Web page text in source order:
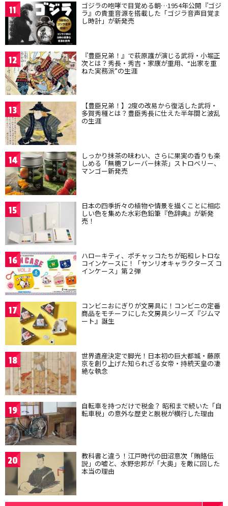
11 ゴジラの咆哮で目覚める朝…1954年公開『ゴジ
ラ』の貴重音源を搭載した「ゴジラ音声目覚ま
し時計」が新発売
12 『豊臣兄弟！』で萩原護が演じる武将・小堀正
次とは？秀長・秀吉・家康が重用、“出家を重
ねた実務派”の生涯
13 【豊臣兄弟！】2度の改易から復活した武将・
多賀秀種とは？豊臣秀長に仕えた半年間と波乱
の生涯
14 しっかり抹茶の味わい、さらに果実の香りも楽
しめる「無糖フレーバー抹茶」ストロベリー、
マンゴー新発売
15 日本の四季折々の植物や情景を描くことに相応
しい色を集めた水彩色鉛筆『色辞典』が新発
売！
16 ハローキティ、ポチャッコたちが昭和レトロな
コインケースに！「サンリオキャラクターズ コ
インケース」第２弾
17 コンビニおにぎりが文房具に！コンビニの定番
商品をモチーフにした文房具シリーズ『ジムマ
ート』誕生
18 世界遺産決定で脚光！日本初の巨大都城・藤原
京を創り上げた知られざる女帝・持統天皇の凄
絶な執念
19 自転車を持つだけで税金？ 昭和まで続いた「自
転車税」の意外な歴史と脱税が横行した理由
20 教科書と違う！江戸時代の田沼意次「賄賂伝
説」の嘘と、水野忠邦が「大奥」を敵に回した
本当の理由